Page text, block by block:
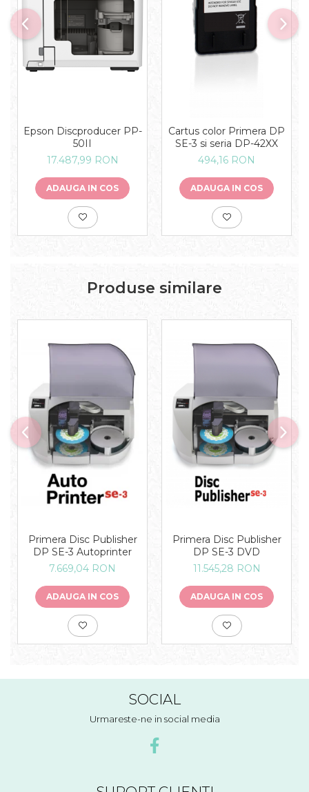
Epson Discproducer PP-
50II
17.487,99 RON
ADAUGA IN COS
Cartus color Primera DP
SE-3 si seria DP-42XX
494,16 RON
ADAUGA IN COS
Produse similare
Primera Disc Publisher
DP SE-3 Autoprinter
7.669,04 RON
ADAUGA IN COS
Primera Disc Publisher
DP SE-3 DVD
11.545,28 RON
ADAUGA IN COS
SOCIAL
Urmareste-ne in social media